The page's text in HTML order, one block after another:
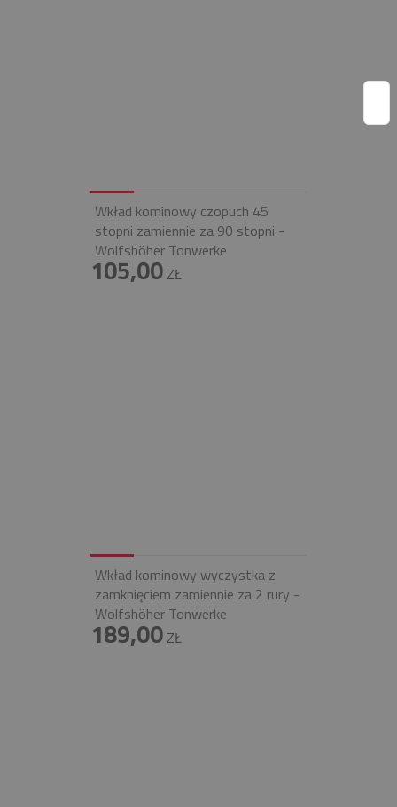
Wkład kominowy czopuch 45
stopni zamiennie za 90 stopni -
Wolfshöher Tonwerke
105,00ZŁ
Wkład kominowy wyczystka z
zamknięciem zamiennie za 2 rury -
Wolfshöher Tonwerke
189,00ZŁ